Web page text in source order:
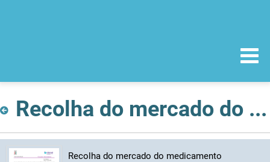
Recolha do mercado do medicamento Glimepirida Jaba comp. 2 mg, lote 25805 - val. 11/2008 e Glimepirida Jaba comp. 4 mg lote 26505 - val. 12/2008
Recolha do mercado do medicamento